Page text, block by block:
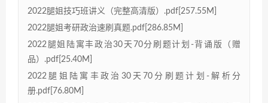
2022腿姐技巧班讲义（完整高清版）.pdf[257.55M]
2022腿姐考研政治速刷真题.pdf[286.85M]
2022腿姐陆寓丰政治30天70分刷题计划-背诵版（赠
品）.pdf[25.40M]
2022腿姐陆寓丰政治30天70分刷题计划-解析分
册.pdf[76.80M]